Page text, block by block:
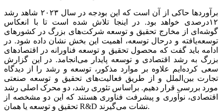
برآوردها حاکی از آن است که این بودجه در سال ۲۰۲۳ شاهد رشد
۱۲درصدی خواهد بود. در اینجا تلاش شده است تا با انعکاس
گوشه‌ای از مخارج تحقیق و توسعه شرکت‌های بزرگ در کشورهای
توسعه‌یافته و درحال توسعه، اهمیت این بخش نشان داده شود. در
ادامه باید گفت که محصول تحقیق و توسعه فناورانه در اقتصادهای
بزرگ به رشد اقتصادی و توسعه پایدار می‌انجامد. در این گزارش
سعی کرده‌ایم علاوه بر موارد مذکور، توسعه و رشد را از دیدگاه
تجارت بین‌الملل و از طریق فعالیت‌های تحقیق و توسعه صنعتی
مورد بررسی قرار دهیم. براساس تئوری رشد، دو محرک اصلی رشد
اقتصادی، نوآوری و پیشرفت فناوری هستند که این دو مشخصه از
تحقیق و توسعه یا همان R&D نشات می‌گیرند.